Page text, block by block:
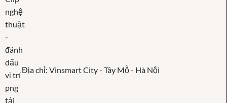
Địa chỉ: Vinsmart City - Tây Mỗ - Hà Nội